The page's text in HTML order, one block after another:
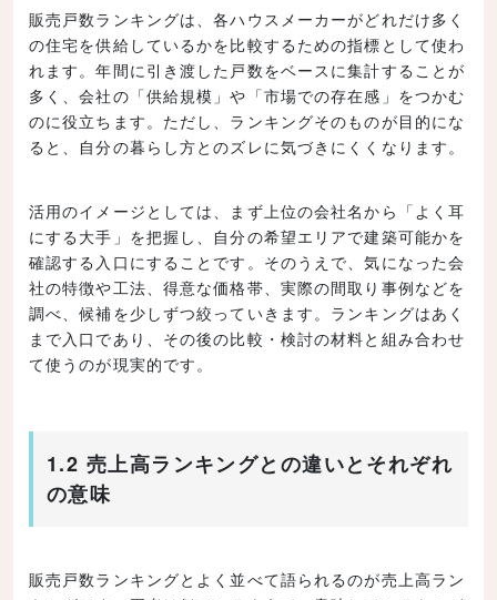
販売戸数ランキングは、各ハウスメーカーがどれだけ多く
の住宅を供給しているかを比較するための指標として使わ
れます。年間に引き渡した戸数をベースに集計することが
多く、会社の「供給規模」や「市場での存在感」をつかむ
のに役立ちます。ただし、ランキングそのものが目的にな
ると、自分の暮らし方とのズレに気づきにくくなります。
活用のイメージとしては、まず上位の会社名から「よく耳
にする大手」を把握し、自分の希望エリアで建築可能かを
確認する入口にすることです。そのうえで、気になった会
社の特徴や工法、得意な価格帯、実際の間取り事例などを
調べ、候補を少しずつ絞っていきます。ランキングはあく
まで入口であり、その後の比較・検討の材料と組み合わせ
て使うのが現実的です。
1.2 売上高ランキングとの違いとそれぞれ
の意味
販売戸数ランキングとよく並べて語られるのが売上高ラン